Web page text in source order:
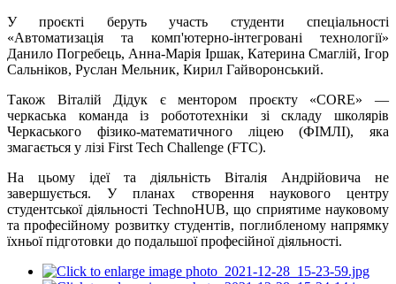
У проєкті беруть участь студенти спеціальності
«Автоматизація та комп'ютерно-інтегровані технології»
Данило Погребець, Анна-Марія Іршак, Катерина Смаглій, Ігор
Сальніков, Руслан Мельник, Кирил Гайворонський.
Також Віталій Дідук є ментором проєкту «CORE» —
черкаська команда із робототехніки зі складу школярів
Черкаського фізико-математичного ліцею (ФІМЛІ), яка
змагається у лізі First Tech Challenge (FTC).
На цьому ідеї та діяльність Віталія Андрійовича не
завершується. У планах створення наукового центру
студентської діяльності TechnoHUB, що сприятиме науковому
та професійному розвитку студентів, поглибленому напрямку
їхньої підготовки до подальшої професійної діяльності.